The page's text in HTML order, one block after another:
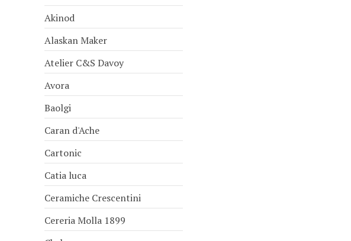
Akinod
Alaskan Maker
Atelier C&S Davoy
Avora
Baolgi
Caran d'Ache
Cartonic
Catia luca
Ceramiche Crescentini
Cereria Molla 1899